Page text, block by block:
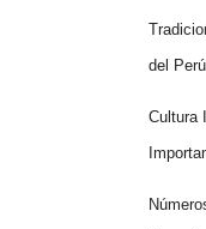
del
Cultura